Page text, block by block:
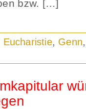
bzw. […]
Eucharistie, Genn